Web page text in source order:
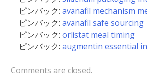
ピンバック:avanafil mechanism
ピンバック:avanafil safe sourcing
ピンバック:orlistat meal timing
ピンバック:augmentin essential
Comments are closed.